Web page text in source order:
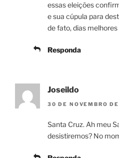
essas eleições
e sua cúpula para
de fato, dias
Responda
Joseildo
30 DE NOVEMBRO
Santa Cruz. Ah meu
desistiremos? No